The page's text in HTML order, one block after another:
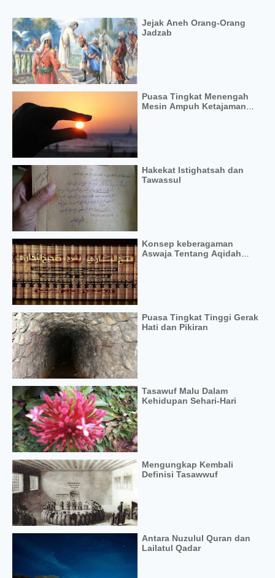
Jejak Aneh Orang-Orang
Jadzab
Puasa Tingkat Menengah
Mesin Ampuh Ketajaman
Hakekat Istighatsah dan
Tawassul
Konsep keberagaman
Aswaja Tentang Aqidah
Puasa Tingkat Tinggi Gerak
Hati dan Pikiran
Tasawuf Malu Dalam
Kehidupan Sehari-Hari
Mengungkap Kembali
Definisi Tasawwuf
Antara Nuzulul Quran dan
Lailatul Qadar